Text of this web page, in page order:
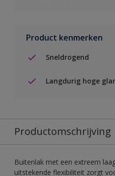
Product kenmerken
Sneldrogend
Langdurig hoge
Productomschrijving
Buitenlak met een extreem
uitstekende flexibiliteit zorgt